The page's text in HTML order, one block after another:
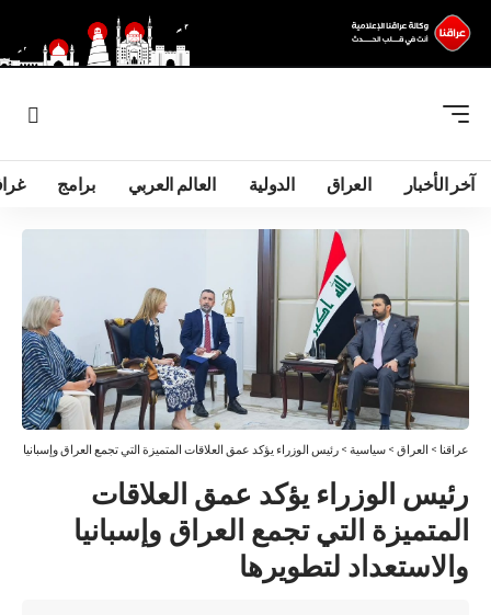
آخر الأخبار العراق الدولية العالم العربي برامج
عراقنا > العراق > سياسية > رئيس الوزراء يؤكد عمق العلاقات المتميزة التي تجمع العراق وإسبانيا
رئيس الوزراء يؤكد عمق العلاقات
المتميزة التي تجمع العراق وإسبانيا
والاستعداد لتطويرها